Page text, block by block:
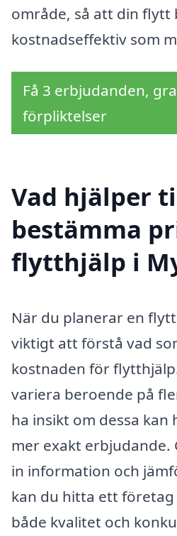
område, så att din flytt
kostnadseffektiv som
Få 3 erbjudanden,
förpliktelser
Vad hjälper
bestämma
flytthjälp i
När du planerar en
viktigt att förstå vad
kostnaden för
variera beroende på
ha insikt om dessa
mer exakt erbjudande.
in information och
kan du hitta ett
både kvalitet och